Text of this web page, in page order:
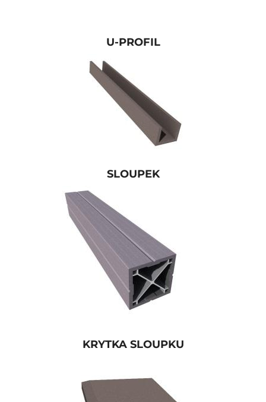
U-PROFIL
SLOUPEK
KRYTKA SLOUPKU